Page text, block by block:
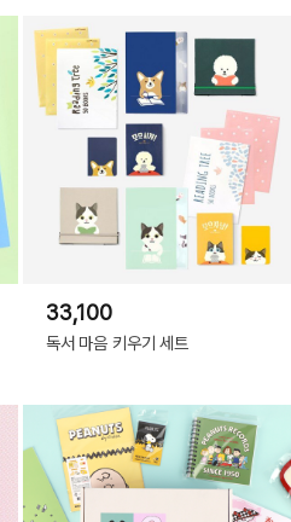
33,100
독서 마음 키우기 세트